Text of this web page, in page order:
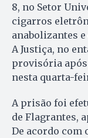
8, no Setor
cigarros
anabolizantes
A Justiça, no
provisória
nesta quarta-
A prisão foi
de Flagrantes,
De acordo com